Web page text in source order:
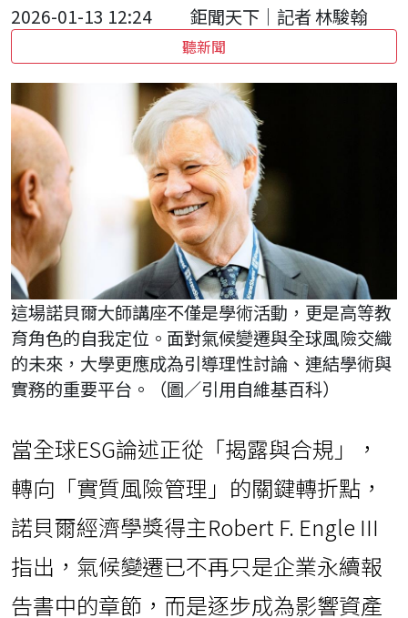
2026-01-13 12:24 鉅聞天下｜記者 林駿翰
聽新聞
這場諾貝爾大師講座不僅是學術活動，更是高等教
育角色的自我定位。面對氣候變遷與全球風險交織
的未來，大學更應成為引導理性討論、連結學術與
實務的重要平台。（圖／引用自維基百科）
當全球ESG論述正從「揭露與合規」，
轉向「實質風險管理」的關鍵轉折點，
諾貝爾經濟學獎得主Robert F. Engle III
指出，氣候變遷已不再只是企業永續報
告書中的章節，而是逐步成為影響資產